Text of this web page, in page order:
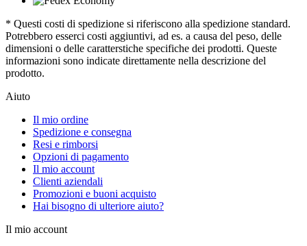
* Questi costi di spedizione si riferiscono alla spedizione standard.
Potrebbero esserci costi aggiuntivi, ad es. a causa del peso, delle
dimensioni o delle caratterstiche specifiche dei prodotti. Queste
informazioni sono indicate direttamente nella descrizione del
prodotto.
Aiuto
Il mio ordine
Spedizione e consegna
Resi e rimborsi
Opzioni di pagamento
Il mio account
Clienti aziendali
Promozioni e buoni acquisto
Hai bisogno di ulteriore aiuto?
Il mio account